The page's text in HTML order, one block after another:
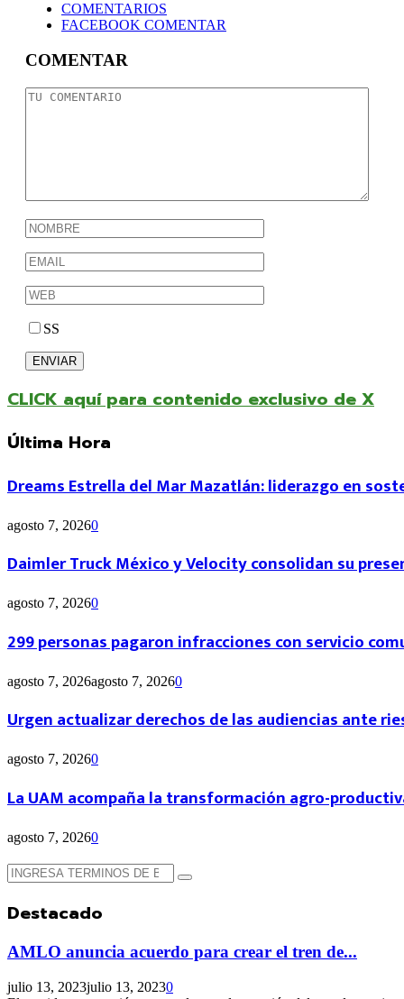
COMENTARIOS
FACEBOOK COMENTAR
COMENTAR
SS
CLICK aquí para contenido exclusivo de X
Última Hora
Dreams Estrella del Mar Mazatlán: liderazgo en
agosto 7, 20260
Daimler Truck México y Velocity consolidan su
agosto 7, 20260
299 personas pagaron infracciones con servicio
agosto 7, 2026agosto 7, 20260
Urgen actualizar derechos de las audiencias ante
agosto 7, 20260
La UAM acompaña la transformación agro-
agosto 7, 20260
Búsqueda
de:
Búsqueda
Destacado
AMLO anuncia acuerdo para crear el tren de...
julio 13, 2023julio 13, 20230